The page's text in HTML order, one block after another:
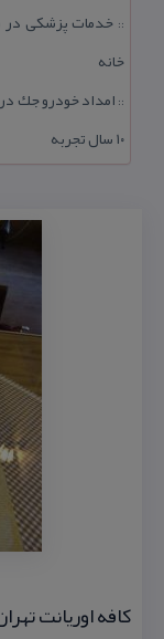
:: خدمات پزشكی در
خانه
::
۱۰ سال تجربه
كافه اوریانت